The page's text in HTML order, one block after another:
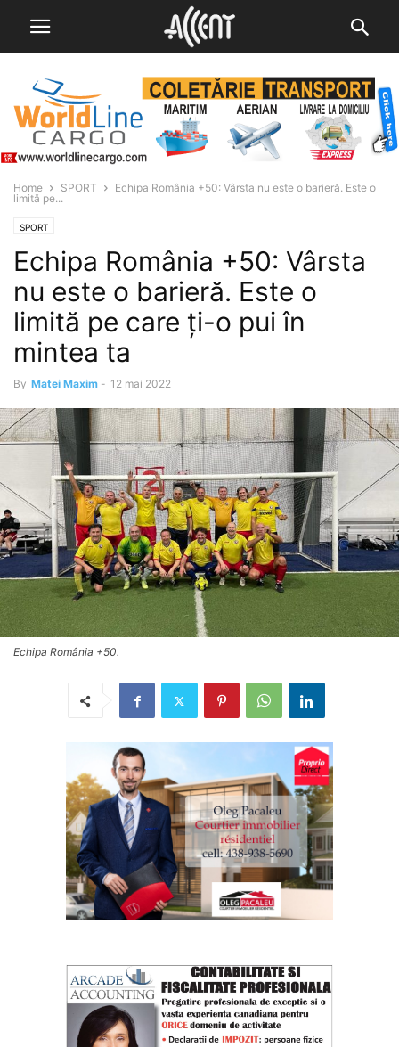
Home SPORT
Echipa România +50: Vârsta nu este o barieră. Este o
limită pe...
SPORT
Echipa România +50: Vârsta
nu este o barieră. Este o
limită pe care ți-o pui în
mintea ta
By Matei Maxim - 12 mai 2022
Echipa România +50.